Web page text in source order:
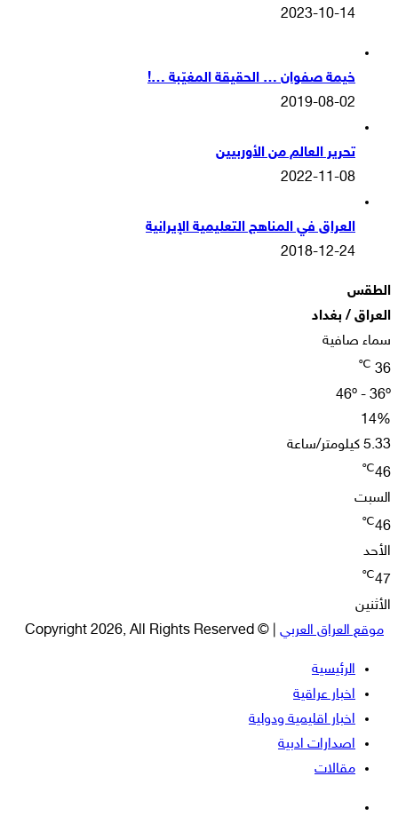
2023-10-14
خيمة صفوان … الحقيقة المغيّبة …!
2019-08-02
تحرير العالم من الأوربيين
2022-11-08
العراق في المناهج التعليمية الإيرانية
2018-12-24
الطقس
العراق / بغداد
سماء صافية
36
℃
46º - 36º
14%
5.33 كيلومتر/ساعة
46
℃
السبت
46
℃
الأحد
47
℃
الأثنين
موقع العراق العربي | © Copyright 2026, All Rights Reserved
الرئيسية
اخبار عراقية
اخبار اقليمية ودولية
اصدارات ادبية
مقالات